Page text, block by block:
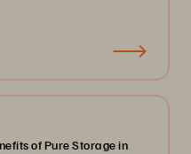
of Pure Storage in